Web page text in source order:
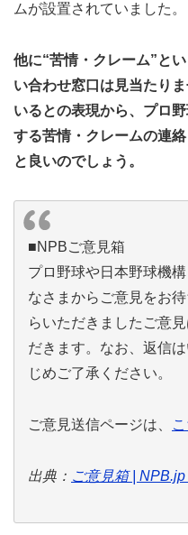
ムが設置されていました。
他に“苦情・クレーム”と
い合わせ窓口は見当たり
いるとの表現から、プロ
する苦情・クレームの連
と良いのでしょう。
■NPBご意見箱
プロ野球や日本野球機
なさまからご意見をお
らいただきましたご意
だきます。なお、返信
じめご了承ください。
ご意見送信ページは、
出典： ご意見箱 |